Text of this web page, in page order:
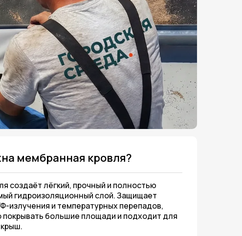
мембранная кровля?
создаёт лёгкий, прочный и полностью
гидроизоляционный слой. Защищает
излучения и температурных перепадов,
покрывать большие площади и подходит для